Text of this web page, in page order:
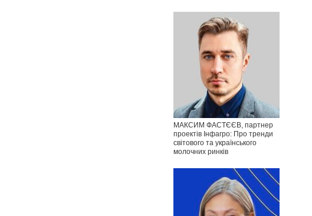
МАКСИМ ФАСТЄЄВ, партнер
проектів Інфагро: Про тренди
світового та українського
молочних ринків